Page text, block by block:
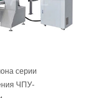
серии
ЧПУ-